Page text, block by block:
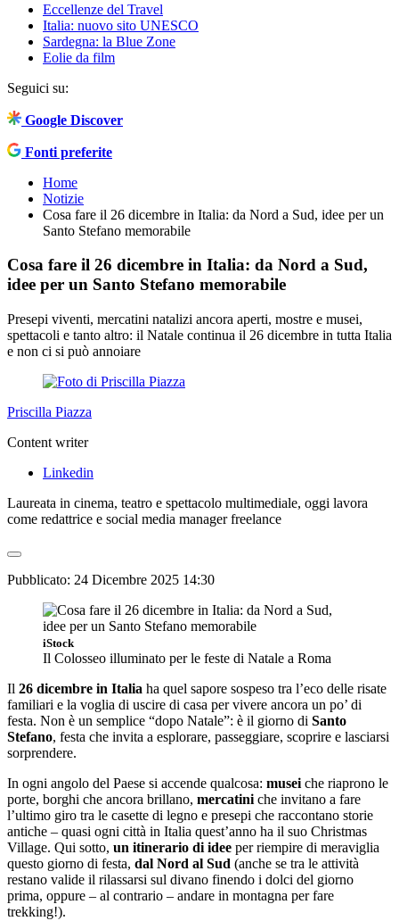
Eccellenze del Travel
Italia: nuovo sito UNESCO
Sardegna: la Blue Zone
Eolie da film
Seguici su:
Google Discover
Fonti preferite
Home
Notizie
Cosa fare il 26 dicembre in Italia: da Nord a Sud, idee per un
Santo Stefano memorabile
Cosa fare il 26 dicembre in Italia: da Nord a Sud,
idee per un Santo Stefano memorabile
Presepi viventi, mercatini natalizi ancora aperti, mostre e musei,
spettacoli e tanto altro: il Natale continua il 26 dicembre in tutta Italia
e non ci si può annoiare
Priscilla Piazza
Content writer
Linkedin
Laureata in cinema, teatro e spettacolo multimediale, oggi lavora
come redattrice e social media manager freelance
Pubblicato: 24 Dicembre 2025 14:30
iStock
Il Colosseo illuminato per le feste di Natale a Roma
Il 26 dicembre in Italia ha quel sapore sospeso tra l’eco delle risate
familiari e la voglia di uscire di casa per vivere ancora un po’ di
festa. Non è un semplice “dopo Natale”: è il giorno di Santo
Stefano, festa che invita a esplorare, passeggiare, scoprire e lasciarsi
sorprendere.
In ogni angolo del Paese si accende qualcosa: musei che riaprono le
porte, borghi che ancora brillano, mercatini che invitano a fare
l’ultimo giro tra le casette di legno e presepi che raccontano storie
antiche – quasi ogni città in Italia quest’anno ha il suo Christmas
Village. Qui sotto, un itinerario di idee per riempire di meraviglia
questo giorno di festa, dal Nord al Sud (anche se tra le attività
restano valide il rilassarsi sul divano finendo i dolci del giorno
prima, oppure – al contrario – andare in montagna per fare
trekking!).